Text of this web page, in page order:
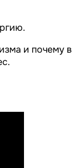
и почему в